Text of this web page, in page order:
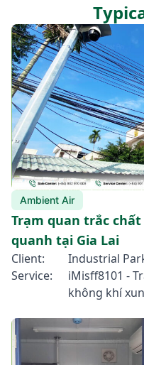
Ambient Air
Trạm quan trắc
quanh tại Gia Lai
Client:
Industrial
Service:
iMisff8101 -
không khí